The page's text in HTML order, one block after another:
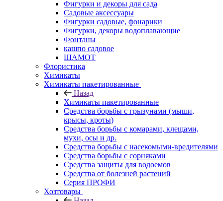
Фигурки и декоры для сада
Садовые аксессуары
Фигурки садовые, фонарики
Фигурки, декоры водоплавающие
Фонтаны
кашпо садовое
ШАМОТ
Флористика
Химикаты
Химикаты пакетированные
Назад
Химикаты пакетированные
Средства борьбы с грызунами (мыши,
крысы, кроты)
Средства борьбы с комарами, клещами,
мухи, осы и др.
Средства борьбы с насекомыми-вредителями
Средства борьбы с сорняками
Средства защиты для водоемов
Средства от болезней растений
Серия ПРОФИ
Хозтовары